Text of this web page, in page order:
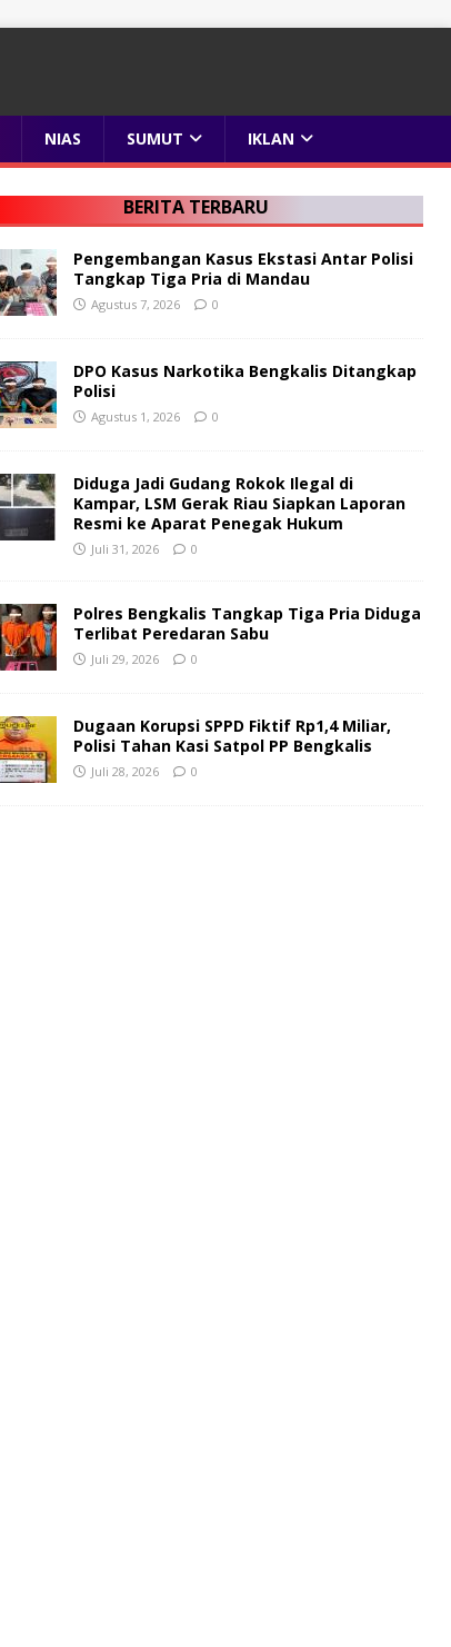
NIAS SUMUT IKLAN
BERITA TERBARU
Pengembangan Kasus Ekstasi Antar Polisi
Tangkap Tiga Pria di Mandau
Agustus 7, 2026 0
DPO Kasus Narkotika Bengkalis Ditangkap
Polisi
Agustus 1, 2026 0
Diduga Jadi Gudang Rokok Ilegal di
Kampar, LSM Gerak Riau Siapkan Laporan
Resmi ke Aparat Penegak Hukum
Juli 31, 2026 0
Polres Bengkalis Tangkap Tiga Pria Diduga
Terlibat Peredaran Sabu
Juli 29, 2026 0
Dugaan Korupsi SPPD Fiktif Rp1,4 Miliar,
Polisi Tahan Kasi Satpol PP Bengkalis
Juli 28, 2026 0